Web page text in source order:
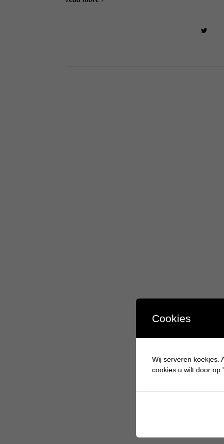
Cookies
Wij serveren koekjes.
cookies u wilt door op